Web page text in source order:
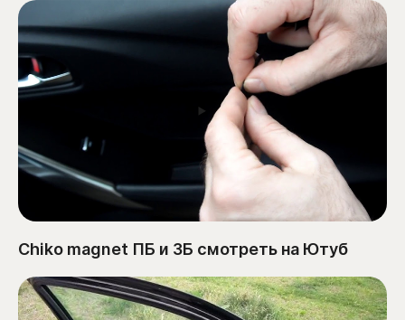
Chiko magnet ПБ и ЗБ смотреть на Ютуб